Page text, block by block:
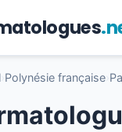
Polynésie française